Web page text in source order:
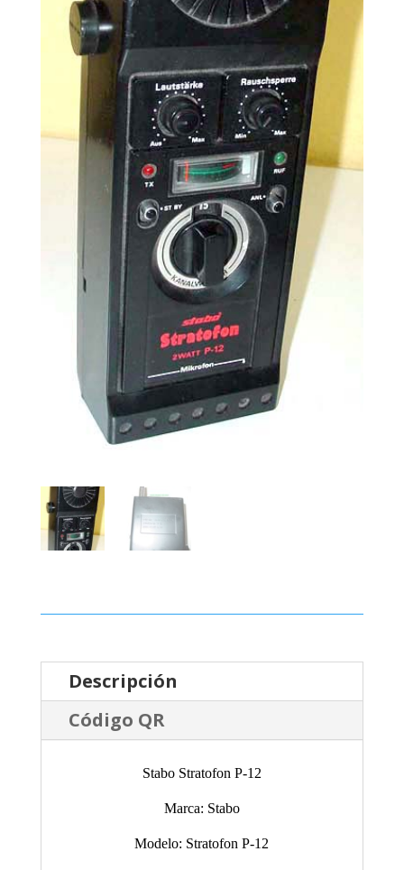
Descripción
Código QR
Stabo Stratofon P-12
Marca: Stabo
Modelo: Stratofon P-12